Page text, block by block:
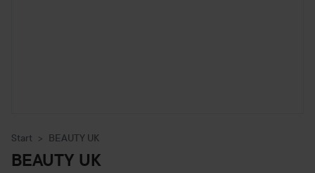
Start BEAUTY UK
BEAUTY UK